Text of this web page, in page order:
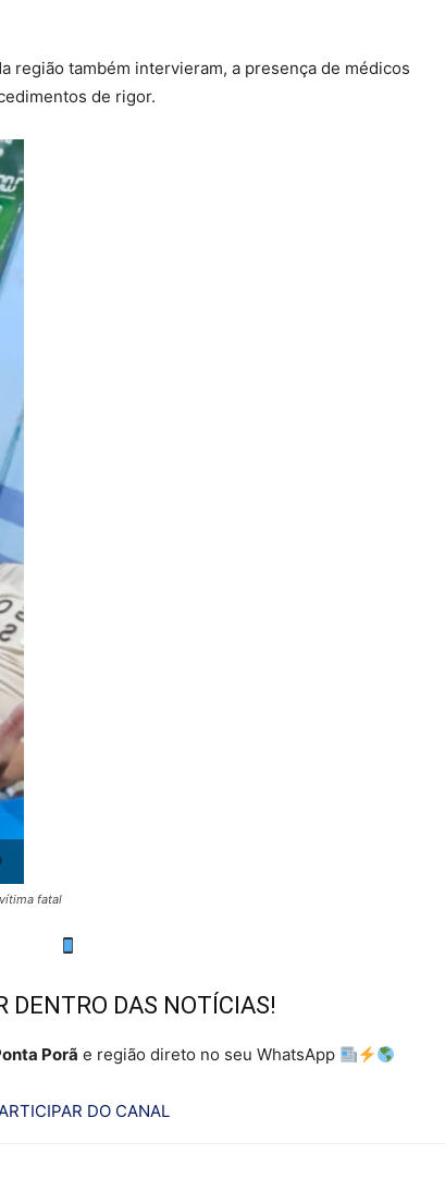
região também intervieram, a presença de médicos
de rigor.
fatal
DENTRO DAS NOTÍCIAS!
Porã e região direto no seu WhatsApp
DO CANAL